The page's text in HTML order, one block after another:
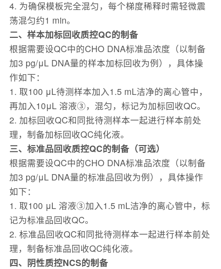
4. 为确保模板完全混匀，每个梯度稀释时需轻微震
荡混匀约1 min。
二、样本加标回收质控QC的制备
根据需要设QC中的CHO DNA标准品浓度（以制备
加3 pg/μL DNA量的样本加标回收为例），具体操
作如下：
1. 取100 μL待测样本加入1.5 mL洁净的离心管中，
再加入10μL 溶液③，混匀，标记为加标回收QC。
2. 加标回收QC和同批待测样本一起进行样本前处
理，制备加标回收QC纯化液。
三、标准品回收质控QC的制备（可选）
根据需要设QC中的CHO DNA标准品浓度（以制备
加3 pg/μL DNA量的标准品回收为例），具体操作
如下：
1. 取100 μL 溶液③加入1.5 mL洁净的离心管中，标
记为标准品回收QC。
2. 标准品回收QC和同批待测样本一起进行样本前处
理，制备标准品回收QC纯化液。
四、阴性质控NCS的制备